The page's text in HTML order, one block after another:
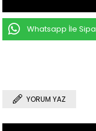
Whatsapp İle
YORUM YAZ